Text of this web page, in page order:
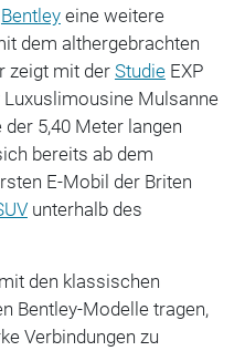
Bentleyeine weitere
dem althergebrachten
zeigt mit der StudieEXP
Luxuslimousine Mulsanne
5,40 Meter langen
bereits ab dem
E-Mobil der Briten
unterhalb des
den klassischen
Bentley-Modelle tragen,
Verbindungen zu